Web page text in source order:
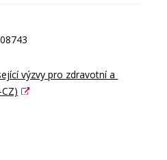
výzvy pro zdravotní a